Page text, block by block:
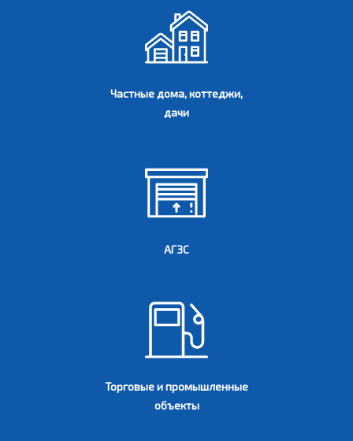
Частные дома, коттеджи,
дачи
АГЗС
Торговые и промышленные
объекты